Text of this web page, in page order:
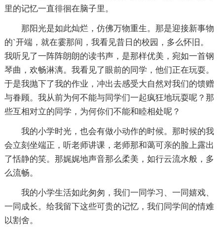
里的记忆一直徘徊在脑子里。
那阳光是如此灿烂，仿佛万物重生。那是迎接新事物
的`开端，就在霎那间，我看见昔日的校园，多么怀旧。
我听见了一阵阵朗朗的读书声，是那样优美，宛如一首钢
琴曲，欢畅淋漓。我看见了眼前的同学，他们正在玩耍。
于是我抛下了我的作业，冲出去感受大自然对我们的馈赠
与眷顾。我从前为何不能与同学们一起疯狂地玩耍呢？那
些互相对立的同学，为何你们不能和睦相处呢？
我的小学时光，也会有做小动作的时候。那时候的我
会立刻坐端正，听老师讲课，老师那和蔼可亲的脸上露出
了恬静的笑。那娓娓地声音那么柔美，如行云流水般，多
么流畅。
我的小学生活如此匆匆，我们一同学习、一同嬉戏、
一同成长。给我留下这些可贵的记忆，我们同学间的情难
以割舍。